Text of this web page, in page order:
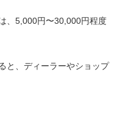
、5,000円〜30,000円程度
と、ディーラーやショップ